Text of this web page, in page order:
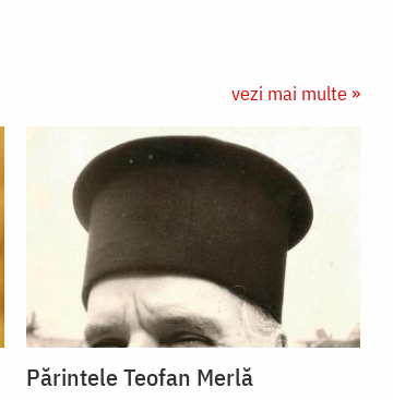
vezi mai multe »
Părintele Teofan Merlă